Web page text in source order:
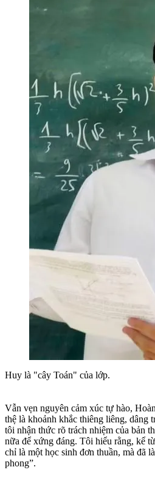
Huy là "cây Toán" của lớp.
Vẫn vẹn nguyên cảm xúc tự hào,
thệ là khoảnh khắc thiêng liêng, dâng
tôi nhận thức rõ trách nhiệm của bản
nữa để xứng đáng. Tôi hiểu rằng, kể
chỉ là một học sinh đơn thuần, mà đã
phong”.